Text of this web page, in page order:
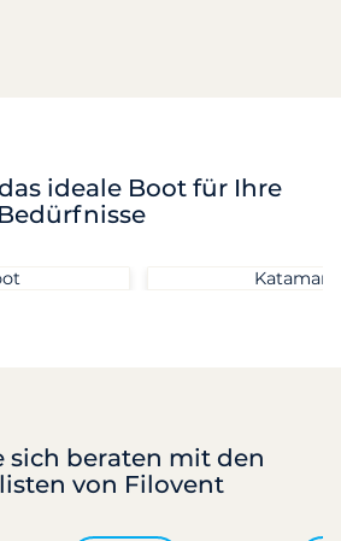
ideale Boot für Ihre
Bedürfnisse
sich beraten mit den
von Filovent